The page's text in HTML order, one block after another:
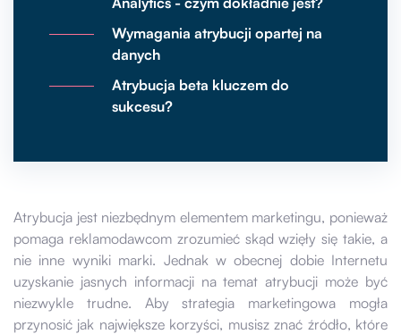
Wymagania atrybucji opartej na
danych
Atrybucja beta kluczem do
sukcesu?
Atrybucja jest niezbędnym elementem marketingu, ponieważ
pomaga reklamodawcom zrozumieć skąd wzięły się takie, a
nie inne wyniki marki. Jednak w obecnej dobie Internetu
uzyskanie jasnych informacji na temat atrybucji może być
niezwykle trudne. Aby strategia marketingowa mogła
przynosić jak największe korzyści, musisz znać źródło, które